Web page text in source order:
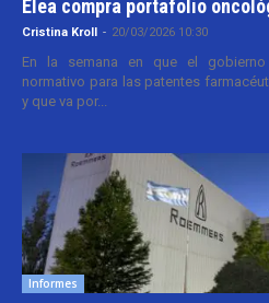
Elea compra portafolio
Cristina Kroll - 20/03/2026 10:30
En la semana en que el
normativo para las patentes
y que va por...
Informes